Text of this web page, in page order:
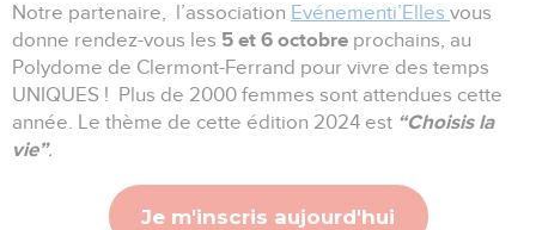
Notre partenaire, l’association Evénementi’Elles vous
donne rendez-vous les 5 et 6 octobre prochains, au
Polydome de Clermont-Ferrand pour vivre des temps
UNIQUES ! Plus de 2000 femmes sont attendues cette
année. Le thème de cette édition 2024 est “Choisis la
vie”.
Je m'inscris aujourd'hui